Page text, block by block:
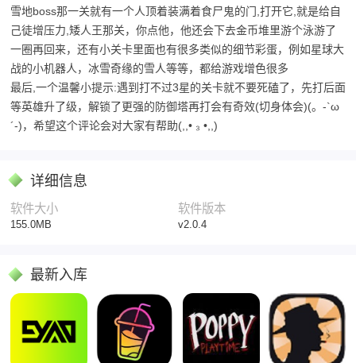
雪地boss那一关就有一个人顶着装满着食尸鬼的门,打开它,就是给自
己徒增压力,矮人王那关，你点他，他还会下去金币堆里游个泳游了
一圈再回来，还有小关卡里面也有很多类似的细节彩蛋，例如星球大
战的小机器人，冰雪奇缘的雪人等等，都给游戏增色很多
最后,一个温馨小提示:遇到打不过3星的关卡就不要死磕了，先打后面
等英雄升了级，解锁了更强的防御塔再打会有奇效(切身体会)(。-`ω
´-)，希望这个评论会对大家有帮助(,,• ₃ •,,)
详细信息
软件大小
155.0MB
软件版本
v2.0.4
最新入库